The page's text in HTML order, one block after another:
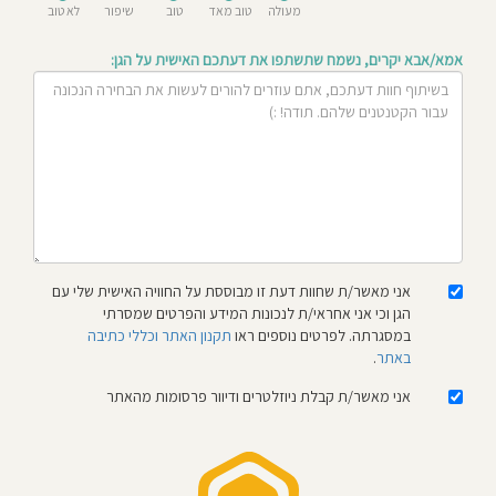
מעולה טוב מאד טוב
שיפור
לא טוב
אמא/אבא יקרים, נשמח שתשתפו את דעתכם האישית על הגן:
אני מאשר/ת שחוות דעת זו מבוססת על החוויה האישית שלי עם
הגן וכי אני אחראי/ת לנכונות המידע והפרטים שמסרתי
במסגרתה. לפרטים נוספים ראו תקנון האתר וכללי כתיבה
באתר.
אני מאשר/ת קבלת ניוזלטרים ודיוור פרסומות מהאתר